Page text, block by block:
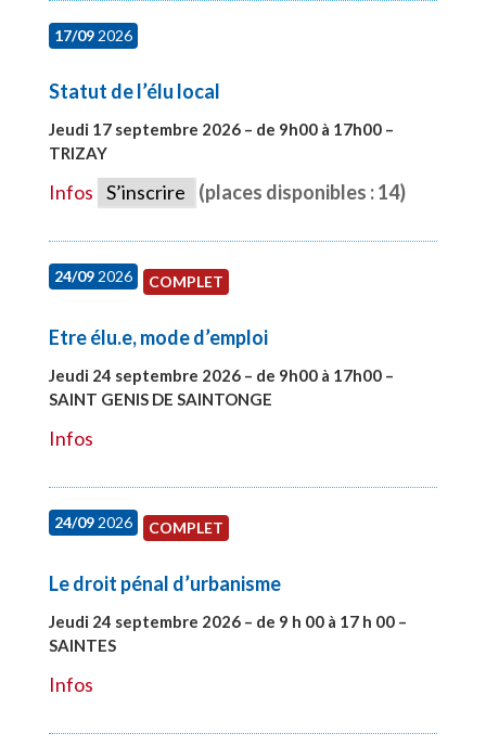
17/092026
Statut de l’élu local
Jeudi 17 septembre 2026 – de 9h00 à 17h00 –
TRIZAY
Infos S’inscrire (places disponibles : 14)
24/092026 COMPLET
Etre élu.e, mode d’emploi
Jeudi 24 septembre 2026 – de 9h00 à 17h00 –
SAINT GENIS DE SAINTONGE
Infos
24/092026 COMPLET
Le droit pénal d’urbanisme
Jeudi 24 septembre 2026 – de 9 h 00 à 17 h 00 –
SAINTES
Infos